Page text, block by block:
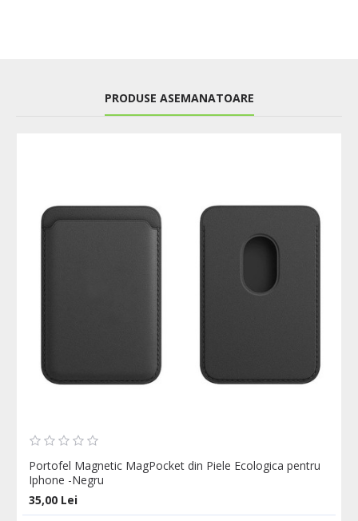
PRODUSE ASEMANATOARE
Portofel Magnetic MagPocket din Piele Ecologica pentru
Iphone -Negru
35,00 Lei